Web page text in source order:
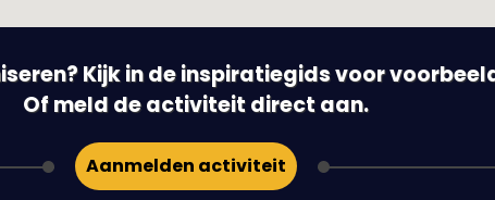
Kijk in de inspiratiegids voor
Of meld de activiteit direct aan.
Aanmelden activiteit